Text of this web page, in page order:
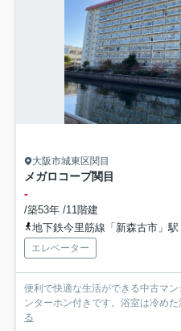
大阪市城東区関目
メガロコープ関目
-
/築53年 /11階建
地下鉄今里筋線「新森古市」
エレベーター
便利で快適な生活ができる中古マ
ンターホン付きです。浴室は冷めた
る